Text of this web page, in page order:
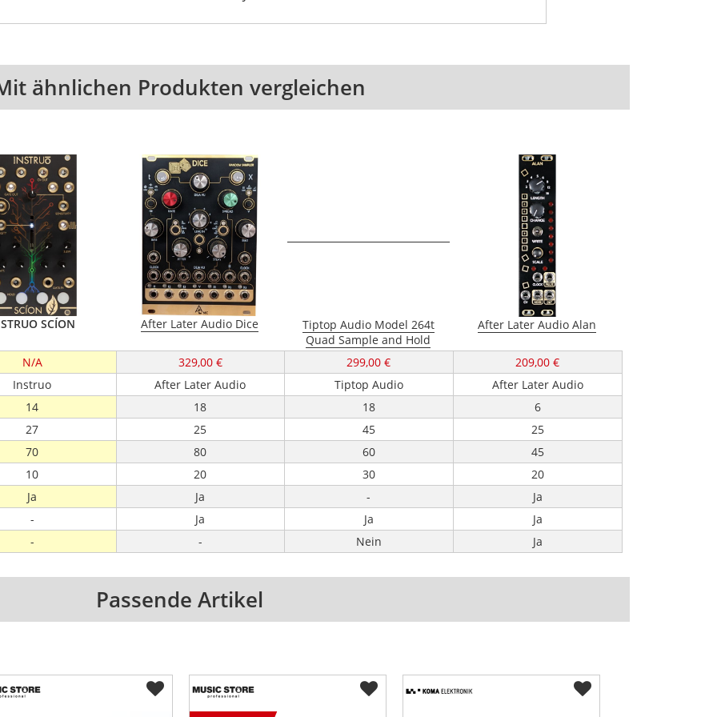
ähnlichen Produkten vergleichen
SCÍON After Later Audio Dice
Tiptop Audio Model 264t
Quad Sample and Hold
After Later Audio Alan
N/A 329,00 € 299,00 €
209,00 €
Instruo
After Later Audio Tiptop Audio
After Later Audio
14
18 18
6
27
25 45
25
70
80 60
45
10
20 30
20
Ja
Ja -
Ja
-
Ja Ja
Ja
-
- Nein Ja
Passende Artikel